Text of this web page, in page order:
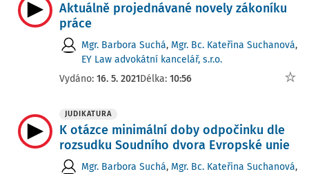
Aktuálně projednávané novely zákoníku
práce
Mgr. Barbora Suchá, Mgr. Bc. Kateřina Suchanová,
EY Law advokátní kancelář, s.r.o.
Vydáno: 16. 5. 2021Délka: 10:56
JUDIKATURA
K otázce minimální doby odpočinku dle
rozsudku Soudního dvora Evropské unie
Mgr. Barbora Suchá, Mgr. Bc. Kateřina Suchanová,